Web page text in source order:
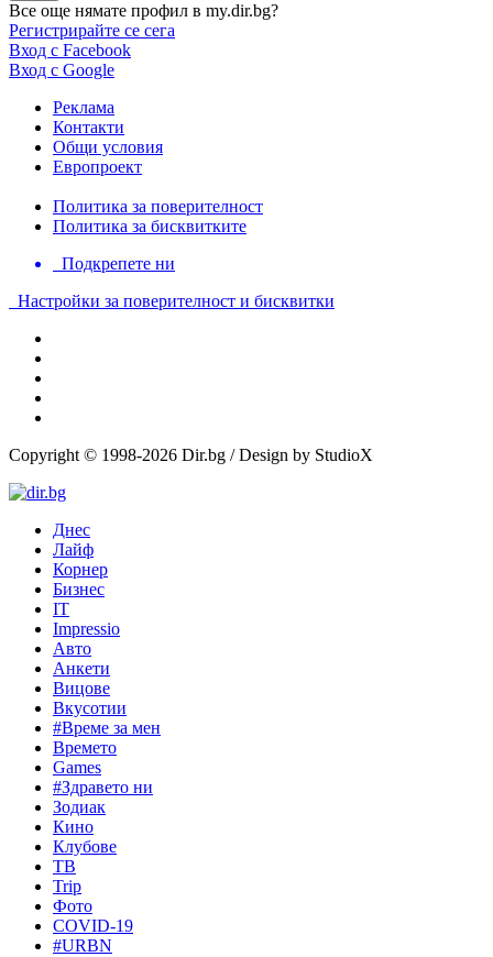
Все още нямате профил в my.dir.bg?
Регистрирайте се сега
Вход с Facebook
Вход с Google
Реклама
Контакти
Общи условия
Европроект
Политика за поверителност
Политика за бисквитките
Подкрепете ни
Настройки за поверителност и бисквитки
Copyright © 1998-2026 Dir.bg / Design by StudioX
Днес
Лайф
Корнер
Бизнес
IT
Impressio
Авто
Анкети
Вицове
Вкусотии
#Време за мен
Времето
Games
#Здравето ни
Зодиак
Кино
Клубове
ТВ
Trip
Фото
COVID-19
#URBN